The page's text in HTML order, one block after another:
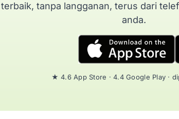
terbaik, tanpa langganan, terus dari
anda.
★ 4.6 App Store · 4.4 Google Play ·